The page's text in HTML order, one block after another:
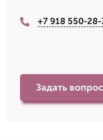
+7 918 550-
Задать вопрос